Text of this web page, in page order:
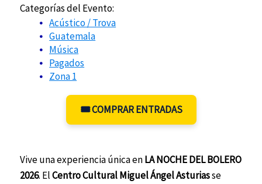
Categorías del Evento:
Acústico / Trova
Guatemala
Música
Pagados
Zona 1
🎟️ COMPRAR ENTRADAS
Vive una experiencia única enLA NOCHE DEL BOLERO
2026. ElCentro Cultural Miguel Ángel Asturiasse